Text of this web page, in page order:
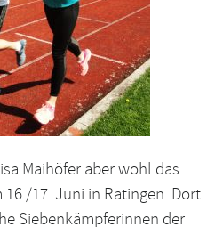
Maihöfer aber wohl das
17. Juni in Ratingen. Dort
Siebenkämpferinnen der